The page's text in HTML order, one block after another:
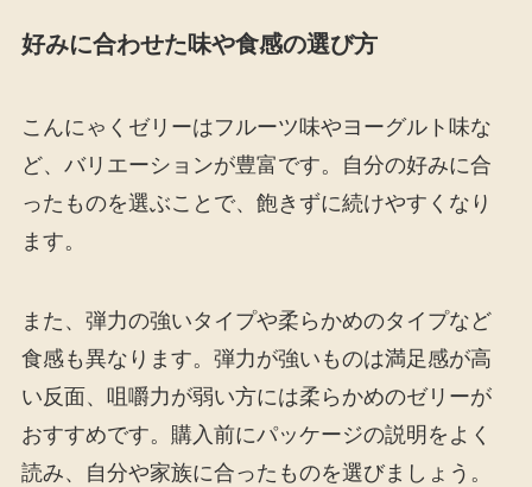
好みに合わせた味や食感の選び方
こんにゃくゼリーはフルーツ味やヨーグルト味な
ど、バリエーションが豊富です。自分の好みに合
ったものを選ぶことで、飽きずに続けやすくなり
ます。
また、弾力の強いタイプや柔らかめのタイプなど
食感も異なります。弾力が強いものは満足感が高
い反面、咀嚼力が弱い方には柔らかめのゼリーが
おすすめです。購入前にパッケージの説明をよく
読み、自分や家族に合ったものを選びましょう。